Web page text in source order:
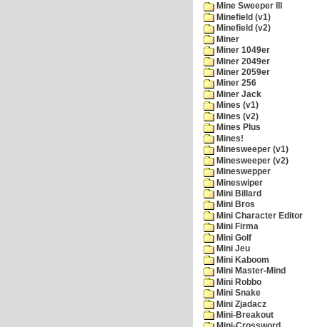
Mine Sweeper III
Minefield (v1)
Minefield (v2)
Miner
Miner 1049er
Miner 2049er
Miner 2059er
Miner 256
Miner Jack
Mines (v1)
Mines (v2)
Mines Plus
Mines!
Minesweeper (v1)
Minesweeper (v2)
Mineswepper
Mineswiper
Mini Billard
Mini Bros
Mini Character Editor
Mini Firma
Mini Golf
Mini Jeu
Mini Kaboom
Mini Master-Mind
Mini Robbo
Mini Snake
Mini Zjadacz
Mini-Breakout